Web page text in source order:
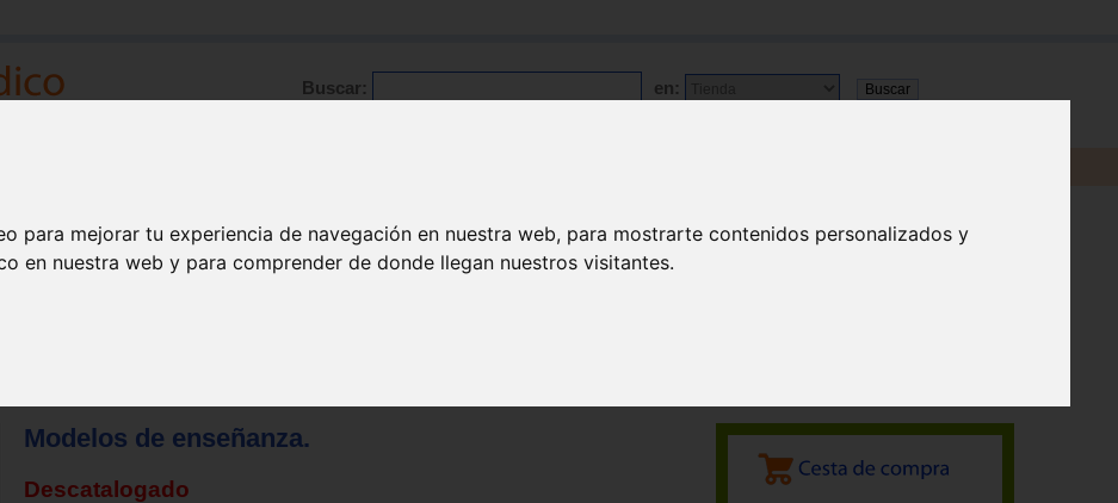
para mejorar tu experiencia de navegación en nuestra web, para mostrarte contenidos personalizados y
en nuestra web y para comprender de donde llegan nuestros visitantes.
Buscar: en:
Modelos de enseñanza.
Descatalogado